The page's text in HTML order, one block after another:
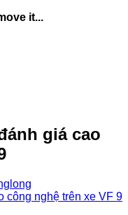
it...
giá cao